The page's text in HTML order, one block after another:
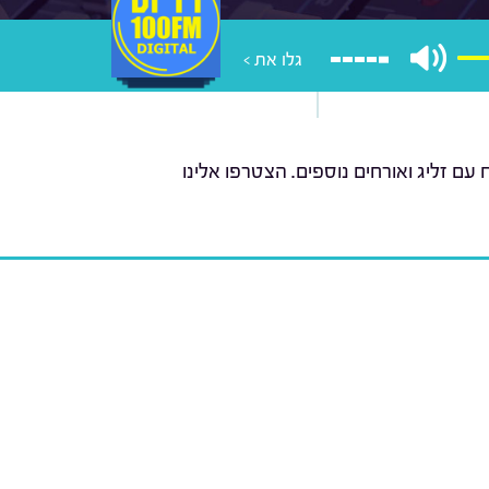
גלו את >
זליג ואורחים נוספים. הצטרפו אלינו